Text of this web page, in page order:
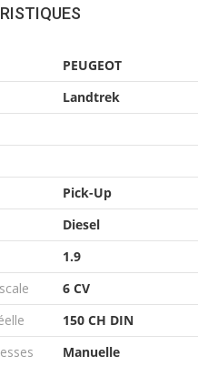
PEUGEOT
Landtrek
Pick-Up
Diesel
1.9
6 CV
150 CH DIN
Manuelle